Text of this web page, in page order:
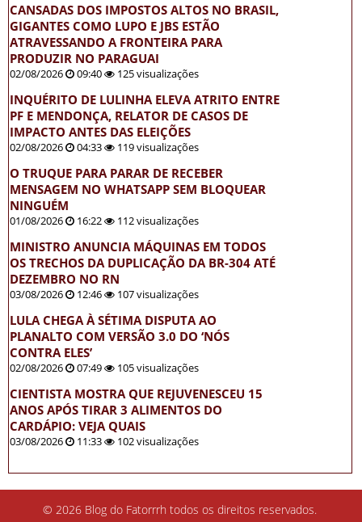
CANSADAS DOS IMPOSTOS ALTOS NO BRASIL,
GIGANTES COMO LUPO E JBS ESTÃO
ATRAVESSANDO A FRONTEIRA PARA
PRODUZIR NO PARAGUAI
02/08/2026 09:40 125 visualizações
INQUÉRITO DE LULINHA ELEVA ATRITO ENTRE
PF E MENDONÇA, RELATOR DE CASOS DE
IMPACTO ANTES DAS ELEIÇÕES
02/08/2026 04:33 119 visualizações
O TRUQUE PARA PARAR DE RECEBER
MENSAGEM NO WHATSAPP SEM BLOQUEAR
NINGUÉM
01/08/2026 16:22 112 visualizações
MINISTRO ANUNCIA MÁQUINAS EM TODOS
OS TRECHOS DA DUPLICAÇÃO DA BR-304 ATÉ
DEZEMBRO NO RN
03/08/2026 12:46 107 visualizações
LULA CHEGA À SÉTIMA DISPUTA AO
PLANALTO COM VERSÃO 3.0 DO ‘NÓS
CONTRA ELES’
02/08/2026 07:49 105 visualizações
CIENTISTA MOSTRA QUE REJUVENESCEU 15
ANOS APÓS TIRAR 3 ALIMENTOS DO
CARDÁPIO: VEJA QUAIS
03/08/2026 11:33 102 visualizações
© 2026 Blog do Fatorrrh todos os direitos reservados.